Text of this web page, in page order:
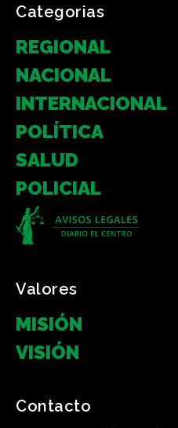
Categorias
REGIONAL
NACIONAL
INTERNACIONAL
POLÍTICA
SALUD
POLICIAL
Valores
MISIÓN
VISIÓN
Contacto